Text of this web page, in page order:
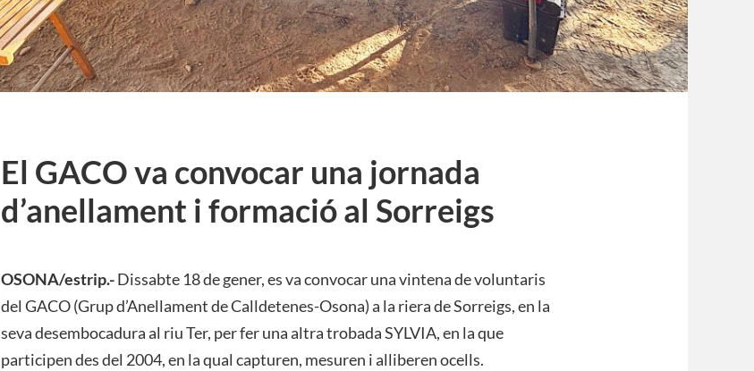
El GACO va convocar una jornada
d’anellament i formació al Sorreigs
OSONA/estrip.-Dissabte 18 de gener, es va convocar una vintena de voluntaris
del GACO (Grup d’Anellament de Calldetenes-Osona) a la riera de Sorreigs, en la
seva desembocadura al riu Ter, per fer una altra trobada SYLVIA, en la que
participen des del 2004, en la qual capturen, mesuren i alliberen ocells.